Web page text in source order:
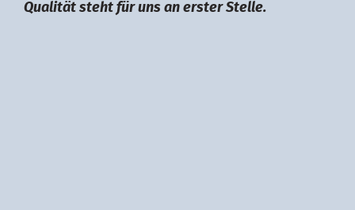
Qualität steht für uns an erster Stelle.